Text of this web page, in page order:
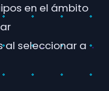
en el ámbito
al seleccionar a